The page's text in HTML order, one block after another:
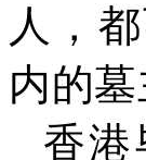
人，
内的墓
香